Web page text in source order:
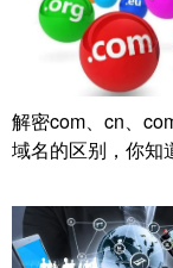
解密com、cn、
域名的区别，你知